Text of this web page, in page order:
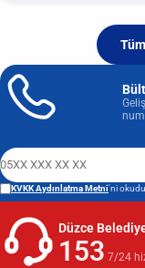
KVKK Aydınlatma Metni'ni
Düzce
153 7/24